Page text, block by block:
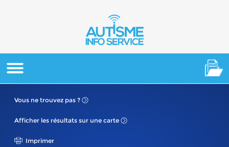
Vous ne trouvez pas ?
Afficher les résultats sur une carte
Imprimer